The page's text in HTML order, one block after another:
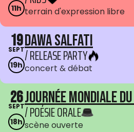
11h terrain d'expression libre
19
SEPT
19h
Dawa Salfati
/ RELEASE PARTY
concert & débat
26
SEPT
18h
Journée mondiale
/ POÉSIE ORALE
scène ouverte